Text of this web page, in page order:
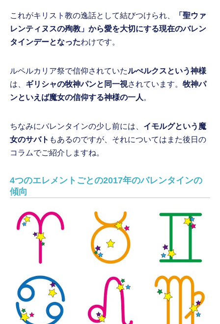
これがキリスト教の逸話として結びつけられ、
「聖ウァ
レンティヌスの殉教」から愛を大切にする現在のバレン
タインデーとなったわけです。
ルペルカリア祭で信仰されていたルぺルクスという神様
は、 ギリシャの牧神パンと同一視されています。牧神パ
ンといえば魔女の信仰する神様の一人 。
ちなみにバレンタインの少し前には、 イモルグという魔
女のサバト もあるのですが、それについてはまた後日の
コラムでご紹介しますね。
4つのエレメントごとの2017年のバレンタインの
傾向